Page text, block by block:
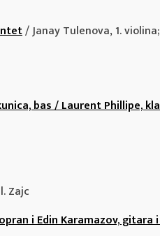
/ Janay Tulenova, 1.
bas / Laurent Phillipe,
Zajc
i Edin Karamazov, gitara